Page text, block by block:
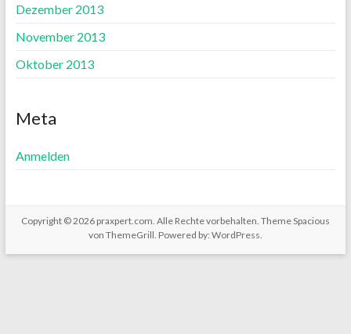
Dezember 2013
November 2013
Oktober 2013
Meta
Anmelden
Copyright © 2026 praxpert.com. Alle Rechte vorbehalten. ThemeSpacious
von ThemeGrill. Powered by: WordPress.